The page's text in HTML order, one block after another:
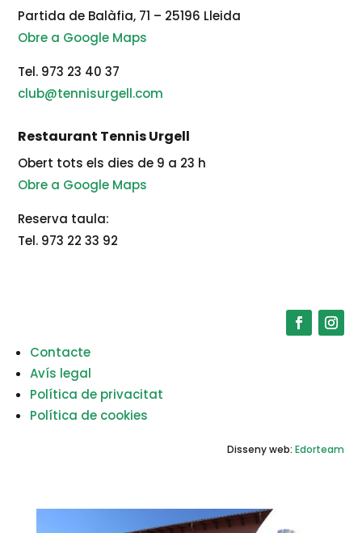
Partida de Balàfia, 71 – 25196 Lleida
Obre a Google Maps
Tel. 973 23 40 37
club@tennisurgell.com
Restaurant Tennis Urgell
Obert tots els dies de 9 a 23 h
Obre a Google Maps
Reserva taula:
Tel. 973 22 33 92
Contacte
Avís legal
Política de privacitat
Política de cookies
Disseny web: Edorteam